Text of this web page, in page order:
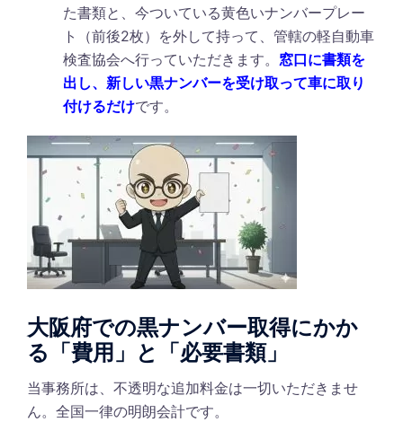
た書類と、今ついている黄色いナンバープレー
ト（前後2枚）を外して持って、管轄の軽自動車
検査協会へ行っていただきます。 窓口に書類を
出し、新しい黒ナンバーを受け取って車に取り
付けるだけです。
大阪府での黒ナンバー取得にかか
る「費用」と「必要書類」
当事務所は、不透明な追加料金は一切いただきませ
ん。全国一律の明朗会計です。